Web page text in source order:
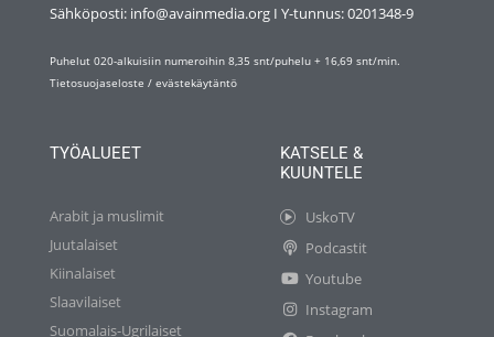
Sähköposti: info@avainmedia.org I Y-tunnus:0201348-9
Puhelut 020-alkuisiin numeroihin 8,35 snt/puhelu + 16,69 snt/min.
Tietosuojaseloste / evästekäytäntö
TYÖALUEET
Arabit ja muslimit
Juutalaiset
Kiinalaiset
Slaavilaiset
Suomalais-Ugrilaiset
KATSELE &
KUUNTELE
UskoTV
Podcastit
Youtube
Instagram